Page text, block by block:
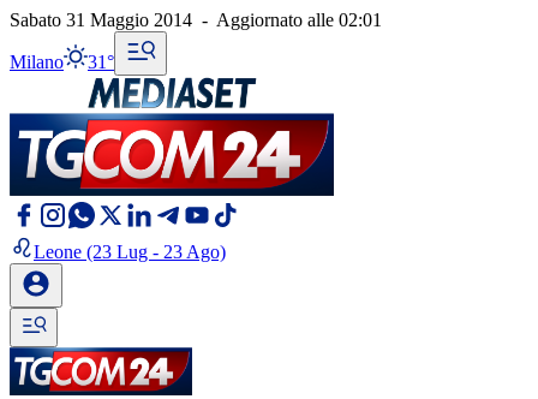
Sabato 31 Maggio 2014 - Aggiornato alle 02:01
Milano 31°
Leone (23 Lug - 23 Ago)